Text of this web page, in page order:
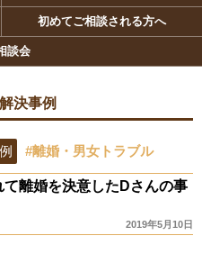
初めてご相談される方へ
談会
決事例
#離婚・男女トラブル
離婚を決意したDさんの事
2019年5月10日